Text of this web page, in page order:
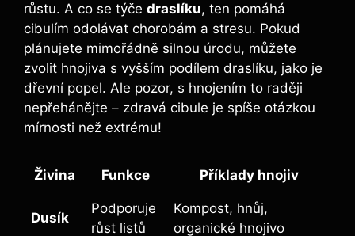
růstu. A co⁢ se týče draslíku,​ ten ⁢pomáhá
⁤cibulím odolávat ⁤chorobám a stresu. Pokud
plánujete mimořádně ⁣silnou úrodu, můžete
zvolit‍ hnojiva s vyšším podílem draslíku, jako je‍
dřevní popel.⁤ Ale pozor, s hnojením to raději
nepřehánějte – zdravá cibule ⁢je spíše otázkou
mírnosti než extrému!
Živina Funkce Příklady hnojiv
Dusík
Podporuje
růst listů
Kompost, hnůj,
organické hnojivo